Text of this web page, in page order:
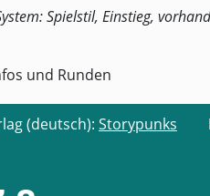
Spielstil, Einstieg,
(deutsch): Storypunks